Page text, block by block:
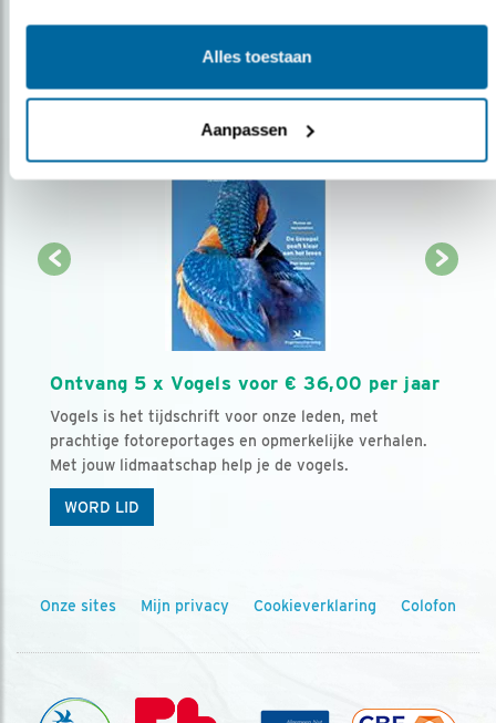
Alles toestaan
Aanpassen
Ontvang 5 x Vogels voor € 36,00 per jaar
Vogels is het tijdschrift voor onze leden, met
prachtige fotoreportages en opmerkelijke verhalen.
Met jouw lidmaatschap help je de vogels.
WORD LID
Onze sites Mijn privacy Cookieverklaring Colofon